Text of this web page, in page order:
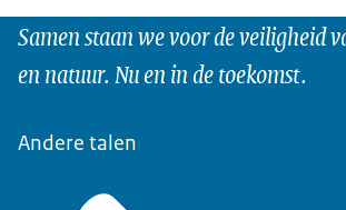
Samen staan we voor de veiligheid
en natuur. Nu en in de toekomst.
Andere talen